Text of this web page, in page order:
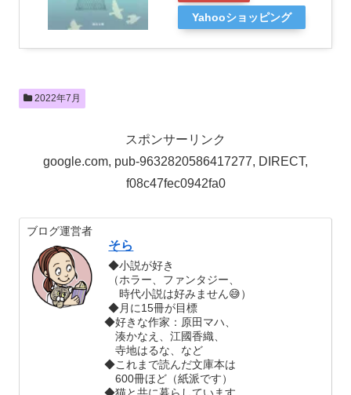
Yahooショッピング
2022年7月
スポンサーリンク
google.com, pub-9632820586417277, DIRECT,
f08c47fec0942fa0
ブログ運営者
そら
◆小説が好き
（ホラー、ファンタジー、
時代小説は好みません😅）
◆月に15冊が目標
◆好きな作家：原田マハ、
湊かなえ、江國香織、
寺地はるな、など
◆これまで読んだ文庫本は
600冊ほど（紙派です）